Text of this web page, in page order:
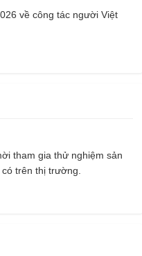
về công tác người Việt
tham gia thử nghiệm sản
trên thị trường.